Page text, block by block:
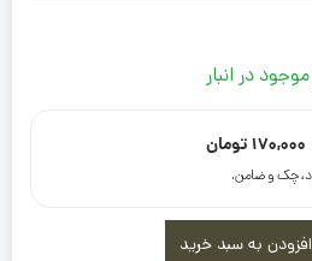
موجود در انبار
170,000 تومان
افزودن به سبد خرید